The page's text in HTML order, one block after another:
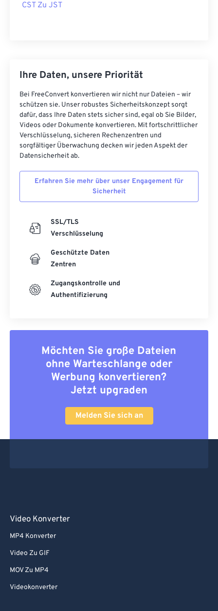
CST Zu JST
Ihre Daten, unsere Priorität
Bei FreeConvert konvertieren wir nicht nur Dateien – wir
schützen sie. Unser robustes Sicherheitskonzept sorgt
dafür, dass Ihre Daten stets sicher sind, egal ob Sie Bilder,
Videos oder Dokumente konvertieren. Mit fortschrittlicher
Verschlüsselung, sicheren Rechenzentren und
sorgfältiger Überwachung decken wir jeden Aspekt der
Datensicherheit ab.
Erfahren Sie mehr über unser Engagement für
Sicherheit
SSL/TLS
Verschlüsselung
Geschützte Daten
Zentren
Zugangskontrolle und
Authentifizierung
Möchten Sie große Dateien
ohne Warteschlange oder
Werbung konvertieren?
Jetzt upgraden
Melden Sie sich an
Video Konverter
MP4 Konverter
Video Zu GIF
MOV Zu MP4
Videokonverter